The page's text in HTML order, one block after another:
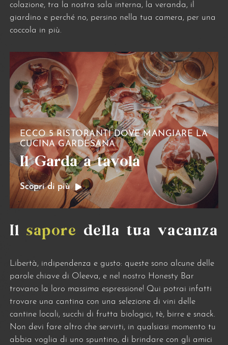
colazione, tra la nostra sala interna, la veranda, il
giardino e perché no, persino nella tua camera, per una
coccola in più.
ECCO 5 RISTORANTI DOVE MANGIARE LA
CUCINA GARDESANA
Il Garda a tavola
Scopri di più
Ilsapore della tua vacanza
Libertà, indipendenza e gusto: queste sono alcune delle
parole chiave di Oleeva, e nel nostro Honesty Bar
trovano la loro massima espressione! Qui potrai infatti
trovare una cantina con una selezione di vini delle
cantine locali, succhi di frutta biologici, tè, birre e snack.
Non devi fare altro che servirti, in qualsiasi momento tu
abbia voglia di uno spuntino, di brindare con gli amici